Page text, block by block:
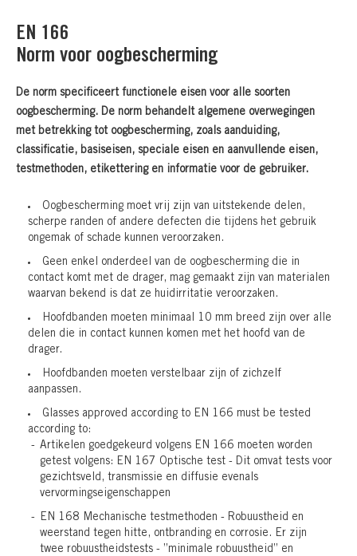
EN 166
Norm voor oogbescherming
De norm specificeert functionele eisen voor alle soorten
oogbescherming. De norm behandelt algemene overwegingen
met betrekking tot oogbescherming, zoals aanduiding,
classificatie, basiseisen, speciale eisen en aanvullende eisen,
testmethoden, etikettering en informatie voor de gebruiker.
Oogbescherming moet vrij zijn van uitstekende delen,
scherpe randen of andere defecten die tijdens het gebruik
ongemak of schade kunnen veroorzaken.
Geen enkel onderdeel van de oogbescherming die in
contact komt met de drager, mag gemaakt zijn van materialen
waarvan bekend is dat ze huidirritatie veroorzaken.
Hoofdbanden moeten minimaal 10 mm breed zijn over alle
delen die in contact kunnen komen met het hoofd van de
drager.
Hoofdbanden moeten verstelbaar zijn of zichzelf
aanpassen.
Glasses approved according to EN 166 must be tested
according to:
Artikelen goedgekeurd volgens EN 166 moeten worden
getest volgens: EN 167 Optische test - Dit omvat tests voor
gezichtsveld, transmissie en diffusie evenals
vervormingseigenschappen
EN 168 Mechanische testmethoden - Robuustheid en
weerstand tegen hitte, ontbranding en corrosie. Er zijn
twee robuustheidstests - ”minimale robuustheid” en